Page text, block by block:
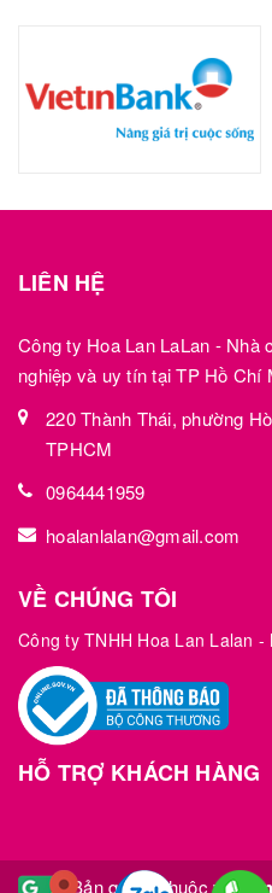
LIÊN HỆ
Công ty Hoa Lan LaLan - Nhà
nghiệp và uy tín tại TP Hồ Chí
220 Thành Thái, phường
TPHCM
0964441959
hoalanlalan@gmail.com
VỀ CHÚNG TÔI
Công ty TNHH Hoa Lan Lalan -
HỖ TRỢ KHÁCH HÀNG
© Bản quyền thuộc về